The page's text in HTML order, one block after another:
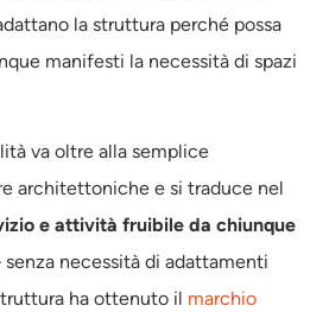
la struttura perché possa
manifesti la necessità di spazi
va oltre alla semplice
architettoniche e si traduce nel
e attività fruibile da chiunque
necessità di adattamenti
ha ottenuto il marchio